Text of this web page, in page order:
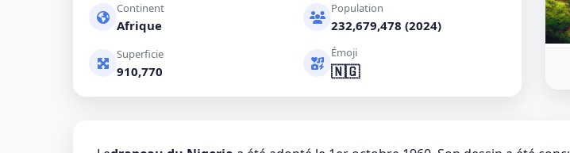
Continent
Afrique
Population
232,679,478 (2024)
Superficie
910,770
Émoji
🇳🇬